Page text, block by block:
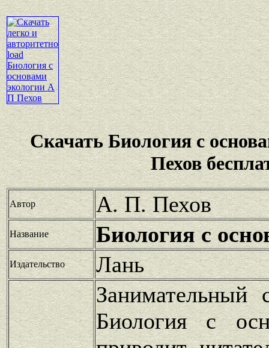
Скачать Биология с
Пехов
Автор А. П. Пехов
Название Биология с
Издательство Лань
Биология с